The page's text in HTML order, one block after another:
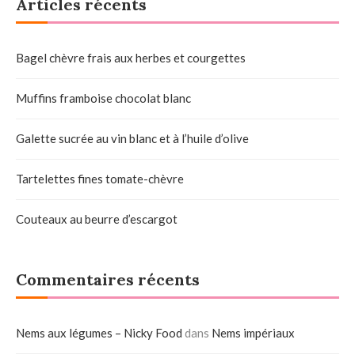
Articles récents
Bagel chèvre frais aux herbes et courgettes
Muffins framboise chocolat blanc
Galette sucrée au vin blanc et à l’huile d’olive
Tartelettes fines tomate-chèvre
Couteaux au beurre d’escargot
Commentaires récents
Nems aux légumes – Nicky Food dans Nems impériaux